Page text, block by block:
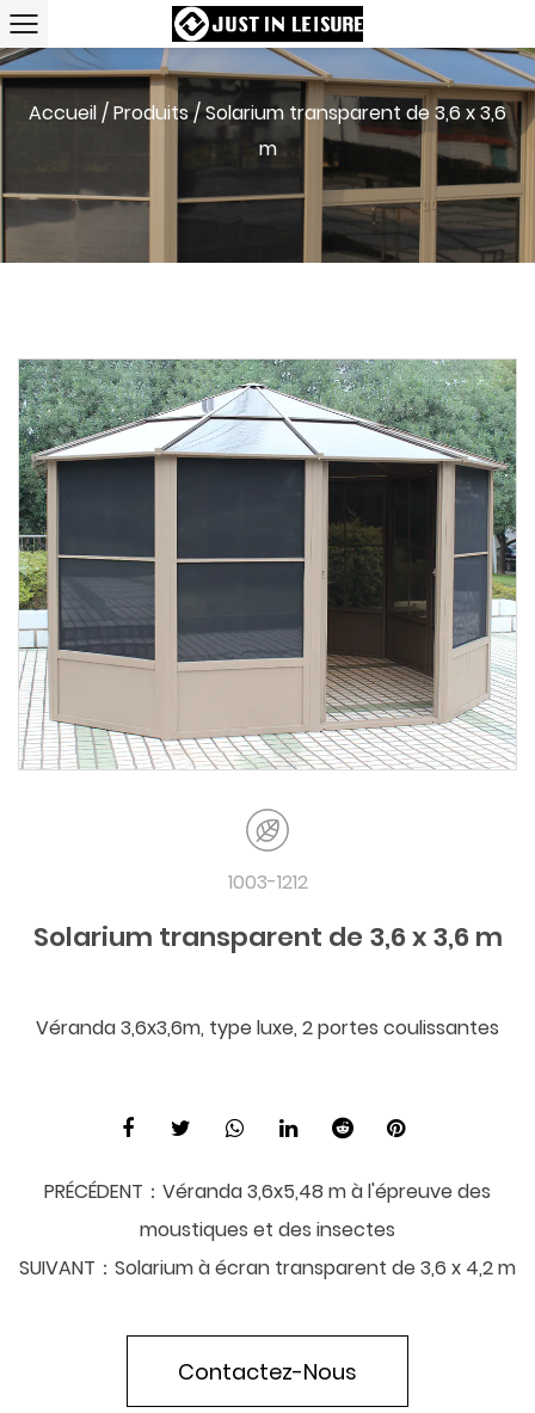
Accueil/Produits/Solarium transparent de 3,6 x 3,6
m
1003-1212
Solarium transparent de 3,6 x 3,6 m
Véranda 3,6x3,6m, type luxe, 2 portes coulissantes
PRÉCÉDENT： Véranda 3,6x5,48 m à l'épreuve des
moustiques et des insectes
SUIVANT： Solarium à écran transparent de 3,6 x 4,2 m
Contactez-Nous